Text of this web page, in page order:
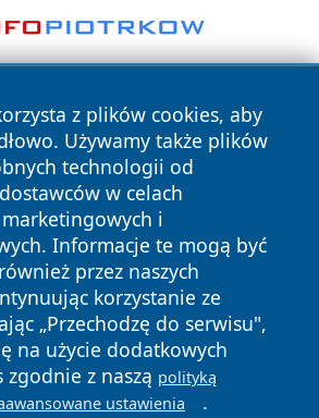
z plików cookies, aby
Używamy także plików
technologii od
w celach
i
Informacje te mogą być
przez naszych
korzystanie ze
„Przechodzę do serwisu",
na użycie dodatkowych
z naszą polityką
ustawienia .
Wszystkie prawa zastrzeżone.
Polityka
Prywatności
Polityka
Cookies